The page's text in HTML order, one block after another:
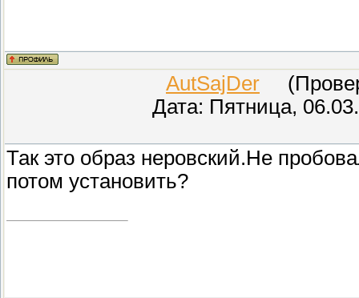
AutSajDer
Дата: Пятница,
Так это образ неровский.Не
потом установить?